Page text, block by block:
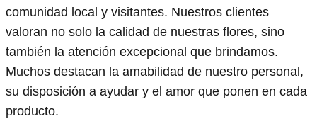
comunidad local y visitantes. Nuestros clientes
valoran no solo la calidad de nuestras flores, sino
también la atención excepcional que brindamos.
Muchos destacan la amabilidad de nuestro personal,
su disposición a ayudar y el amor que ponen en cada
producto.